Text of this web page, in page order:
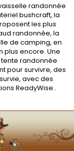
randonnée
bushcraft, la
les plus
randonnée, la
de camping, en
plus encore. Une
tente randonnée
pour survivre, des
avec des
ReadyWise..